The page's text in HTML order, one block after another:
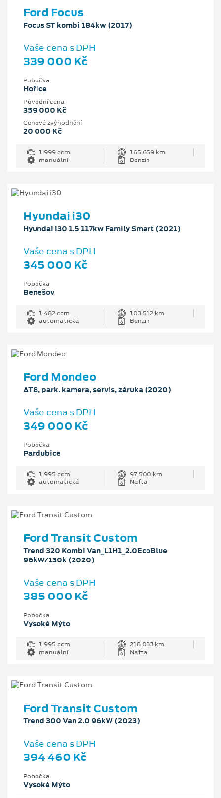
Ford Focus
Focus ST kombi 184kw (2017)
Vaše cena s DPH
339 000 Kč
Pobočka
Hořice
Původní cena
359 000 Kč
Cenové zvýhodnění
20 000 Kč
1 999 ccm
165 659 km
manuální
Benzín
Hyundai i30
Hyundai i30 1.5 117kw Family Smart (2021)
Vaše cena s DPH
345 000 Kč
Pobočka
Benešov
1 482 ccm
103 512 km
automatická
Benzín
Ford Mondeo
AT8, park. kamera, servis, záruka (2020)
Vaše cena s DPH
349 000 Kč
Pobočka
Pardubice
1 995 ccm
97 500 km
automatická
Nafta
Ford Transit Custom
Trend 320 Kombi Van_L1H1_2.0EcoBlue
96kW/130k (2020)
Vaše cena s DPH
385 000 Kč
Pobočka
Vysoké Mýto
1 995 ccm
218 033 km
manuální
Nafta
Ford Transit Custom
Trend 300 Van 2.0 96kW (2023)
Vaše cena s DPH
394 460 Kč
Pobočka
Vysoké Mýto